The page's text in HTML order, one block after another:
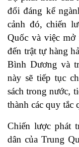
đổi đáng kể
cảnh đó, chiến
Quốc và việc mở
đến trật tự hàng
Bình Dương và
này sẽ tiếp tục
sách trong nước,
thành các quy tắc
Chiến lược phát
dân của Trung